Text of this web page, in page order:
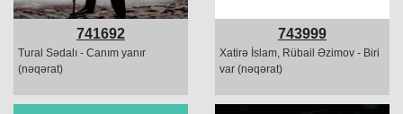
741692
Tural Sədalı - Canım yanır
(nəqərat)
743999
Xatirə İslam, Rübail Əzimov - Biri
var (nəqərat)